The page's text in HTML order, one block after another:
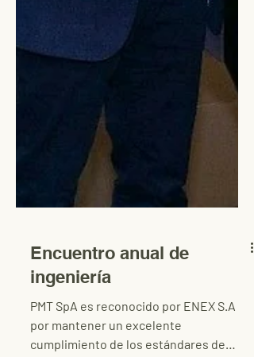
Encuentro anual de
ingeniería
PMT SpA es reconocido por ENEX S.A
por mantener un excelente